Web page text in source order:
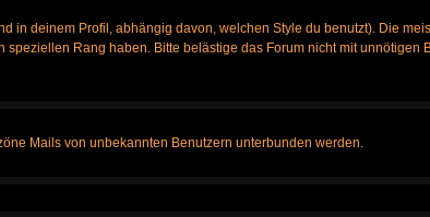
in deinem Profil, abhängig davon, welchen Style du benutzt). Die
Rang haben. Bitte belästige das Forum nicht mit unnötigen
Mails von unbekannten Benutzern unterbunden werden.